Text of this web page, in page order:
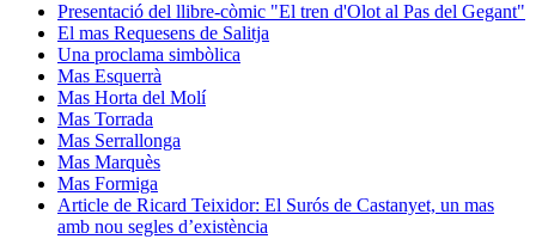
Presentació del llibre-còmic "El tren d'Olot al Pas del Gegant"
El mas Requesens de Salitja
Una proclama simbòlica
Mas Esquerrà
Mas Horta del Molí
Mas Torrada
Mas Serrallonga
Mas Marquès
Mas Formiga
Article de Ricard Teixidor: El Surós de Castanyet, un mas
amb nou segles d’existència